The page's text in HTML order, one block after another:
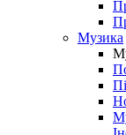
Музика